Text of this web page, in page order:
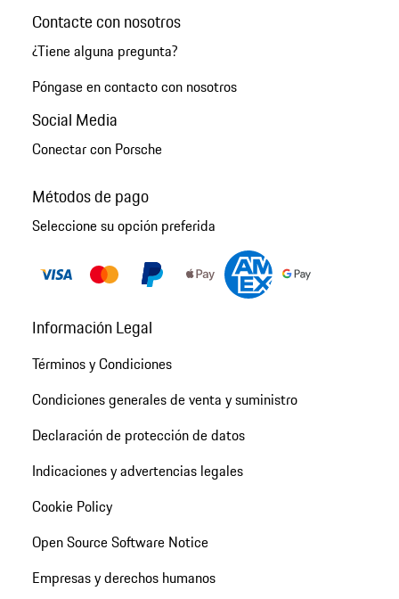
Contacte con nosotros
¿Tiene alguna pregunta?
Póngase en contacto con nosotros
Social Media
Conectar con Porsche
Métodos de pago
Seleccione su opción preferida
Información Legal
Términos y Condiciones
Condiciones generales de venta y suministro
Declaración de protección de datos
Indicaciones y advertencias legales
Cookie Policy
Open Source Software Notice
Empresas y derechos humanos